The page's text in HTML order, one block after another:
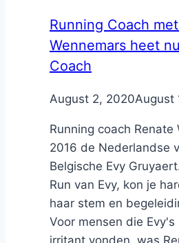
Running Coach
Wennemars heet
Coach
ByNicole
August 2, 2020August
Running coach Renate
2016 de Nederlandse
Belgische Evy
Run van Evy, kon je
haar stem en
Voor mensen die